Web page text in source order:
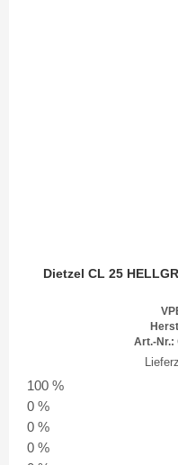
Dietzel CL 25
Art.-Nr.:
100 %
0 %
0 %
0 %